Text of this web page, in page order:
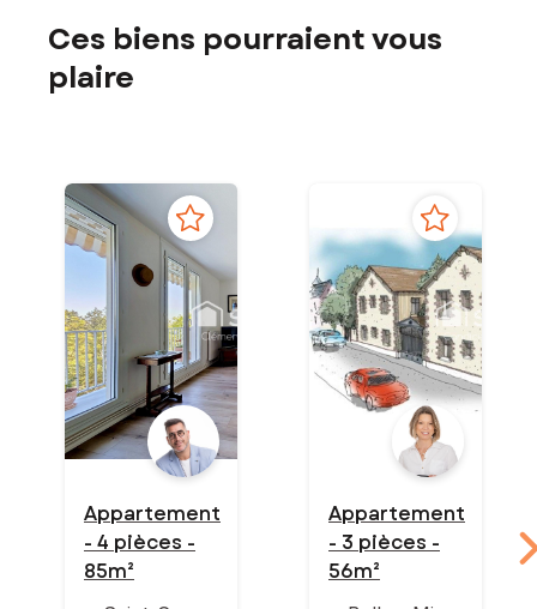
Ces biens pourraient vous
plaire
Appartement
- 4 pièces -
85m²
Appartement
- 3 pièces -
56m²